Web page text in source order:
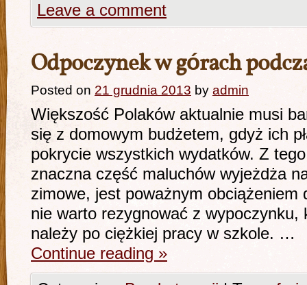
Leave a comment
Odpoczynek w górach
Posted on 21 grudnia 2013 by admin
Większość Polaków aktualnie musi
się z domowym budżetem, gdyż ich
pokrycie wszystkich wydatków. Z
znaczna część maluchów wyjeżdża
zimowe, jest poważnym obciążeniem
nie warto rezygnować z wypoczynku,
należy po ciężkiej pracy w szkole. …
Continue reading »